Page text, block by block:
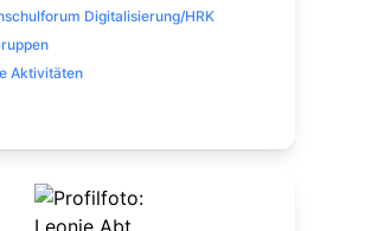
Digitalisierung/HRK
Aktivitäten